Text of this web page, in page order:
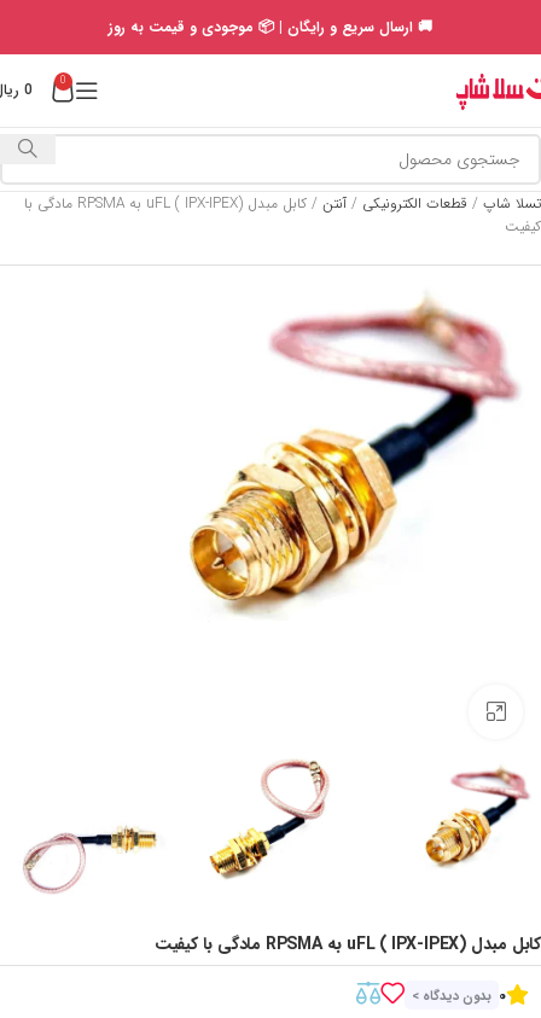
🚚 ارسال سریع و رایگان | 📦 موجودی و قیمت به روز
0
0
تسلا شاپ / قطعات الکترونیکی / آنتن /
کابل مبدل uFL ( IPX-IPEX) به RPSMA مادگی با
کیفیت
کابل مبدل uFL ( IPX-IPEX) به RPSMA مادگی با کیفیت
0 بدون دیدگاه >